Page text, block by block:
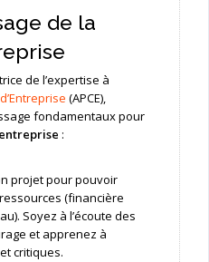
de la
de l’expertise à
(APCE),
fondamentaux pour
:
projet pour pouvoir
(financière
Soyez à l’écoute des
et apprenez à
critiques.